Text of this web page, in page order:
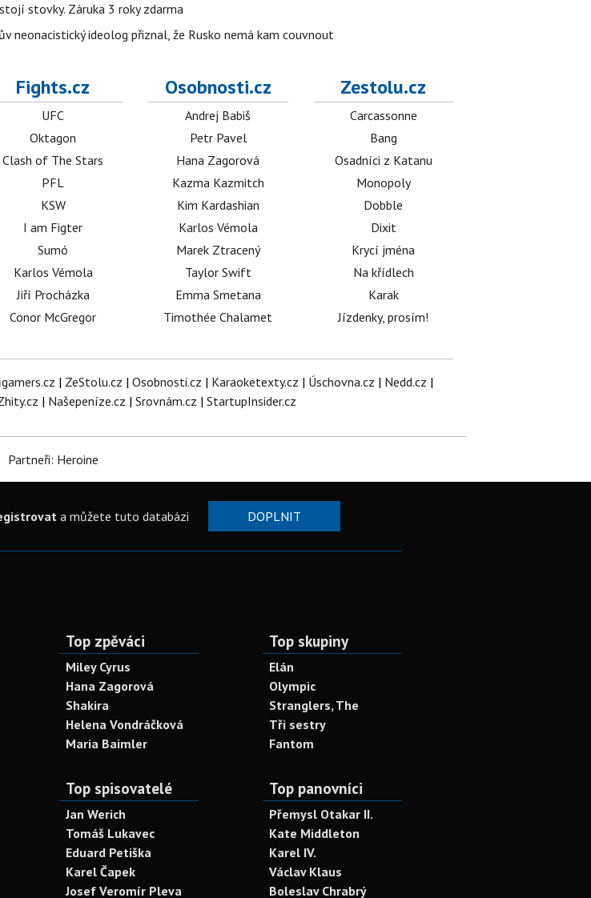
stovky. Záruka 3 roky zdarma
neonacistický ideolog přiznal, že Rusko nemá kam couvnout
Fights.cz
UFC
Oktagon
Clash of The Stars
PFL
KSW
I am Figter
Sumó
Karlos Vémola
Jiří Procházka
Conor McGregor
Osobnosti.cz
Andrej Babiš
Petr Pavel
Hana Zagorová
Kazma Kazmitch
Kim Kardashian
Karlos Vémola
Marek Ztracený
Taylor Swift
Emma Smetana
Timothée Chalamet
Zestolu.cz
Carcassonne
Bang
Osadníci z Katanu
Monopoly
Dobble
Dixit
Krycí jména
Na křídlech
Karak
Jízdenky, prosím!
| ZeStolu.cz | Osobnosti.cz | Karaoketexty.cz | Úschovna.cz | Nedd.cz |
| Našepeníze.cz | Srovnám.cz | StartupInsider.cz
Partneři: Heroine
a můžete tuto databázi DOPLNIT
Top zpěváci
Miley Cyrus
Hana Zagorová
Shakira
Helena Vondráčková
Maria Baimler
Top skupiny
Elán
Olympic
Stranglers, The
Tři sestry
Fantom
Top spisovatelé
Jan Werich
Tomáš Lukavec
Eduard Petiška
Karel Čapek
Josef Veromír Pleva
Top panovníci
Přemysl Otakar II.
Kate Middleton
Karel IV.
Václav Klaus
Boleslav Chrabrý